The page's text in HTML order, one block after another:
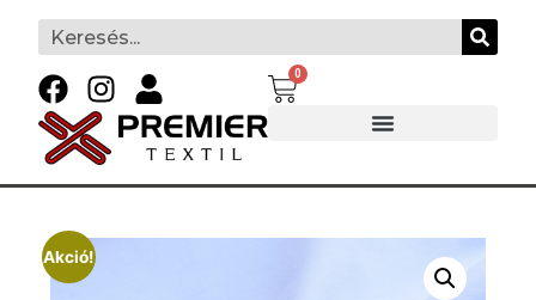
0
Akció!